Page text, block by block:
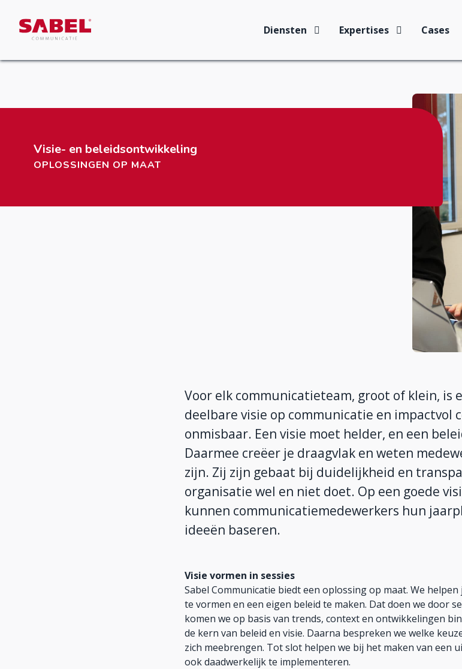
Diensten Expertises Cases
Visie- en beleidsontwikkeling
OPLOSSINGEN OP MAAT
Voor elk communicatieteam, groot of klein, is
deelbare visie op communicatie en impactvol
onmisbaar. Een visie moet helder, en een
Daarmee creëer je draagvlak en weten
zijn. Zij zijn gebaat bij duidelijkheid en
organisatie wel en niet doet. Op een goede
kunnen communicatiemedewerkers hun
ideeën baseren.
Visie vormen in sessies
Sabel Communicatie biedt een oplossing op maat. We
te vormen en een eigen beleid te maken. Dat doen we door
komen we op basis van trends, context en ontwikkelingen
de kern van beleid en visie. Daarna bespreken we welke
zich meebrengen. Tot slot helpen we bij het maken van een
ook daadwerkelijk te implementeren.